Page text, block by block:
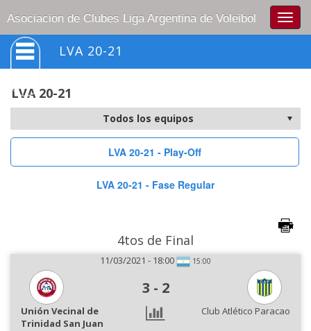
Asociacion de Clubes Liga Argentina de Voleibol
LVA 20-21
LVA 20-21
LVA 20-21 - Play-Off
LVA 20-21 - Fase Regular
4tos de Final
11/03/2021 - 18:00 15:00
3 - 2
Unión Vecinal de
Trinidad San Juan
Club Atlético Paracao